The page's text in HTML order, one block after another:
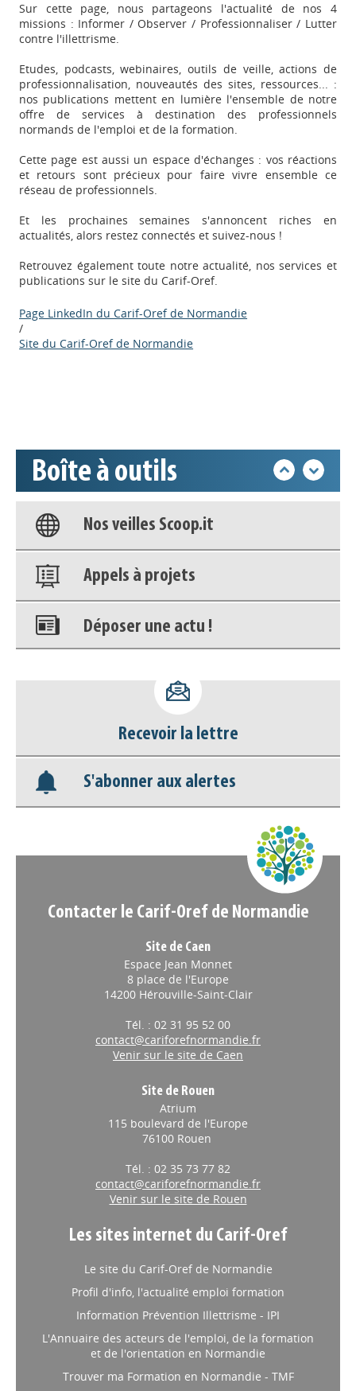
Sur cette page, nous partageons l'actualité de nos 4
missions : Informer / Observer / Professionnaliser / Lutter
contre l'illettrisme.
Etudes, podcasts, webinaires, outils de veille, actions de
professionnalisation, nouveautés des sites, ressources... :
nos publications mettent en lumière l'ensemble de notre
offre de services à destination des professionnels
normands de l'emploi et de la formation.
Cette page est aussi un espace d'échanges : vos réactions
et retours sont précieux pour faire vivre ensemble ce
réseau de professionnels.
Et les prochaines semaines s'annoncent riches en
actualités, alors restez connectés et suivez-nous !
Retrouvez également toute notre actualité, nos services et
publications sur le site du Carif-Oref.
Page LinkedIn du Carif-Oref de Normandie
/
Site du Carif-Oref de Normandie
Boîte à outils
Appels à projets
Base documentaire
Nos veilles Scoop.it
Appels à projets
Déposer une actu !
déconnecter)
Base documentaire
Nos veilles Scoop.it
Recevoir la lettre
S'abonner aux alertes
Contacter le Carif-Oref de Normandie
Site de Caen
Espace Jean Monnet
8 place de l'Europe
14200 Hérouville-Saint-Clair
Tél. : 02 31 95 52 00
contact@cariforefnormandie.fr
Venir sur le site de Caen
Site de Rouen
Atrium
115 boulevard de l'Europe
76100 Rouen
Tél. : 02 35 73 77 82
contact@cariforefnormandie.fr
Venir sur le site de Rouen
Les sites internet du Carif-Oref
Le site du Carif-Oref de Normandie
Profil d'info, l'actualité emploi formation
Information Prévention Illettrisme - IPI
L'Annuaire des acteurs de l'emploi, de la formation
et de l'orientation en Normandie
Trouver ma Formation en Normandie - TMF